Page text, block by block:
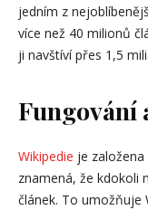
jedním z
více než 40 milionů
ji navštíví přes 1,5
Wikipedie je
znamená, že kdokoli
článek. To umožňuje